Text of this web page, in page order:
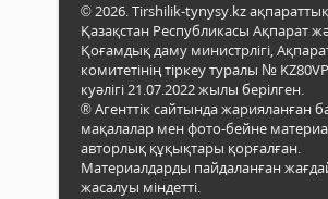
© 2026. Tirshilik-tynysy.kz ақпараттық
Қазақстан Республикасы Ақпарат
Қоғамдық даму министрлігі,
комитетінің тіркеу туралы №
куәлігі 21.07.2022 жылы берілген.
® Агенттік сайтында жарияланған
мақалалар мен фото-бейне
авторлық құқықтары қорғалған.
Материалдарды пайдаланған
жасалуы міндетті.